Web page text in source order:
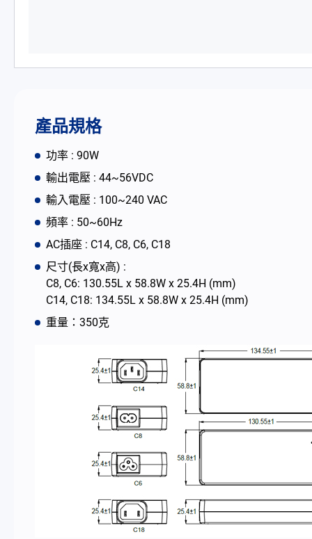
產品規格
功率 : 90W
輸出電壓 : 44~56VDC
輸入電壓 : 100~240 VAC
頻率 : 50~60Hz
AC插座 : C14, C8, C6, C18
尺寸(長x寬x高) :
C8, C6: 130.55L x 58.8W x 25.4H (mm)
C14, C18: 134.55L x 58.8W x 25.4H (mm)
重量：350克
內置機殼型電源適配器
CRPS 電源供應器
解决方案
為何選擇翌勝
最新消息
公司簡介
简体中文